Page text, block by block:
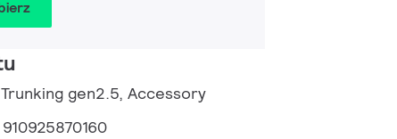
gen2.5, Accessory
910925870160